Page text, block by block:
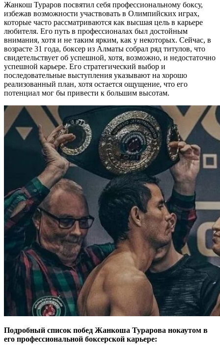
Жанкош Тураров посвятил себя профессиональному боксу,
избежав возможности участвовать в Олимпийских играх,
которые часто рассматриваются как высшая цель в карьере
любителя. Его путь в профессионалах был достойным
внимания, хотя и не таким ярким, как у некоторых. Сейчас, в
возрасте 31 года, боксер из Алматы собрал ряд титулов, что
свидетельствует об успешной, хотя, возможно, и недостаточно
успешной карьере. Его стратегический выбор и
последовательные выступления указывают на хорошо
реализованный план, хотя остается ощущение, что его
потенциал мог бы привести к большим высотам.
Подробный список побед Жанкоша Турарова нокаутом в
его профессиональной боксерской карьере: